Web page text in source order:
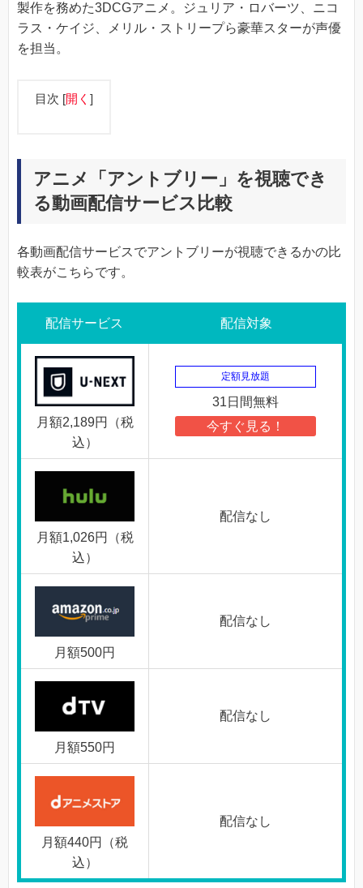
製作を務めた3DCGアニメ。ジュリア・ロバーツ、ニコ
ラス・ケイジ、メリル・ストリープら豪華スターが声優
を担当。
目次 [開く ]
アニメ「アントブリー」を視聴でき
る動画配信サービス比較
各動画配信サービスでアントブリーが視聴できるかの比
較表がこちらです。
配信サービス 配信対象
月額2,189円（税
込）
定額見放題
31日間無料
今すぐ見る！
月額1,026円（税
込）
配信なし
月額500円
配信なし
月額550円
配信なし
月額440円（税
込）
配信なし